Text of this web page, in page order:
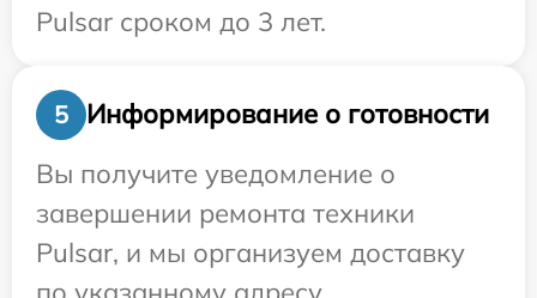
Pulsar сроком до 3 лет.
5
Информирование о готовности
Вы получите уведомление о
завершении ремонта техники
Pulsar, и мы организуем доставку